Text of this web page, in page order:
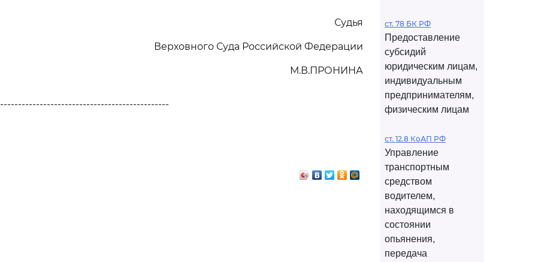
Судья
Верховного Суда Российской Федерации
М.В.ПРОНИНА
ст. 78 БК РФ
Предоставление
субсидий
юридическим лицам,
индивидуальным
предпринимателям,
физическим лицам
ст. 12.8 КоАП РФ
Управление
транспортным
средством
водителем,
находящимся в
состоянии
опьянения,
передача